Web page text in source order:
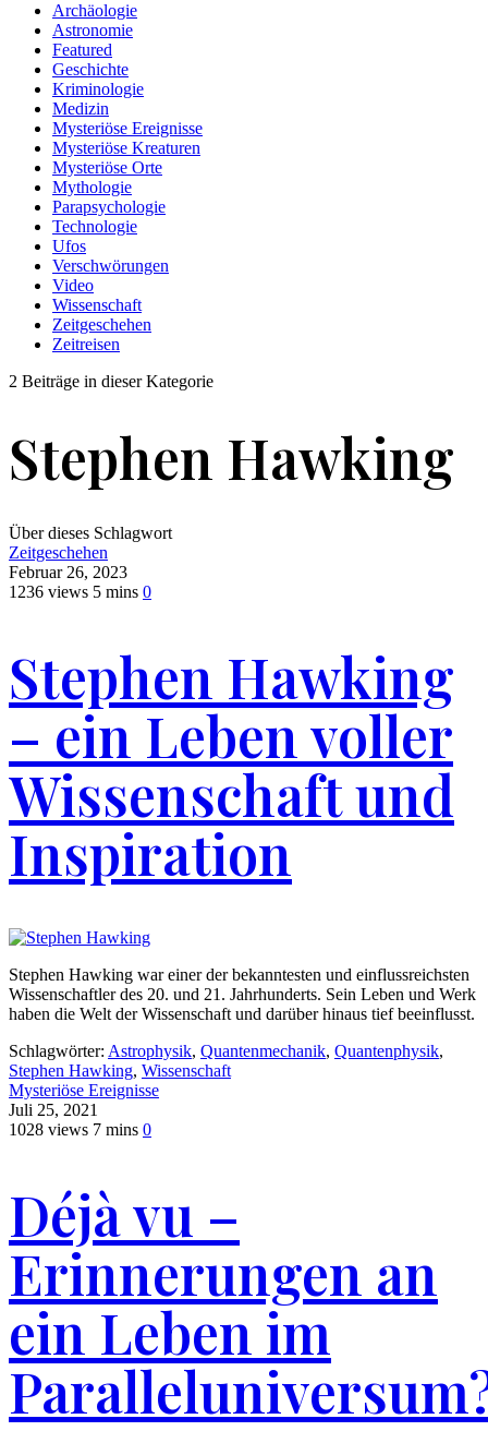
Archäologie
Astronomie
Featured
Geschichte
Kriminologie
Medizin
Mysteriöse Ereignisse
Mysteriöse Kreaturen
Mysteriöse Orte
Mythologie
Parapsychologie
Technologie
Ufos
Verschwörungen
Video
Wissenschaft
Zeitgeschehen
Zeitreisen
2 Beiträge in dieser Kategorie
Stephen Hawking
Über dieses Schlagwort
Zeitgeschehen
Februar 26, 2023
1236 views 5 mins 0
Stephen Hawking
– ein Leben voller
Wissenschaft und
Inspiration
Stephen Hawking war einer der bekanntesten und einflussreichsten
Wissenschaftler des 20. und 21. Jahrhunderts. Sein Leben und Werk
haben die Welt der Wissenschaft und darüber hinaus tief beeinflusst.
Schlagwörter: Astrophysik, Quantenmechanik, Quantenphysik,
Stephen Hawking, Wissenschaft
Mysteriöse Ereignisse
Juli 25, 2021
1028 views 7 mins 0
Déjà vu –
Erinnerungen an
ein Leben im